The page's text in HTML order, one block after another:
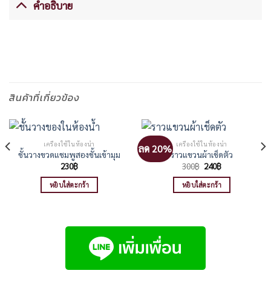
คำอธิบาย
สินค้าที่เกี่ยวข้อง
เครื่องใช้ในห้องน้ำ
ชั้นวางขวดแชมพูสองชั้นเข้ามุม
230฿
หยิบใส่ตะกร้า
ลด 20% เครื่องใช้ในห้องน้ำ
ราวแขวนผ้าเช็ดตัว
300฿ Original
price
was:
300฿.
240฿Current
is:
240฿.
หยิบใส่ตะกร้า